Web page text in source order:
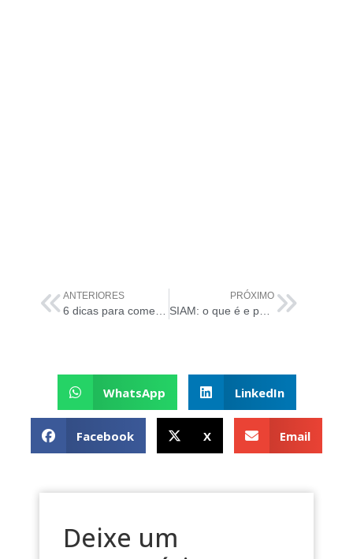
ANTERIORES
6 dicas para começar a usar ITIL sem complicação
PRÓXIMO
SIAM: o que é e para que serve?
WhatsApp LinkedIn
Facebook X Email
Deixe um